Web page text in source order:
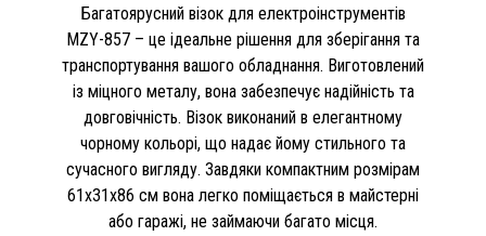
Багатоярусний візок для електроінструментів
MZY-857 – це ідеальне рішення для зберігання та
транспортування вашого обладнання. Виготовлений
із міцного металу, вона забезпечує надійність та
довговічність. Візок виконаний в елегантному
чорному кольорі, що надає йому стильного та
сучасного вигляду. Завдяки компактним розмірам
61x31x86 см вона легко поміщається в майстерні
або гаражі, не займаючи багато місця.